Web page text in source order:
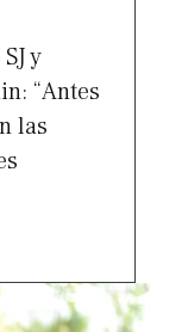
y
“Antes
las